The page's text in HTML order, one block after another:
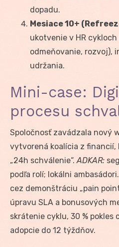
dopadu.
Mesiace 10+
ukotvenie v HR
odmeňovanie, rozvoj),
udržania.
Mini-case:
procesu
Spoločnosť zavádzala nový
vytvorená koalícia z financií,
„24h schválenie“.ADKAR:
podľa rolí; lokálni ambasádori.
cez demonštráciu „pain
úpravu SLA a bonusových
skrátenie cyklu, 30 % pokles
adopcie do 12 týždňov.